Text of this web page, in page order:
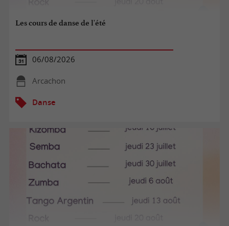
Les cours de danse de l'été
06/08/2026
Arcachon
Danse